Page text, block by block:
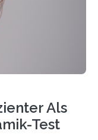
den
Als
Test